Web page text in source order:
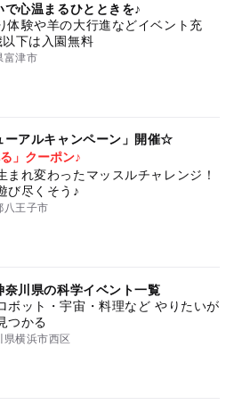
心温まるひとときを♪
体験や羊の大行進などイベント充
下は入園無料
富津市
ーアルキャンペーン」開催☆
」クーポン♪
まれ変わったマッスルチャレンジ！
び尽くそう♪
八王子市
川県の科学イベント一覧
ボット・宇宙・料理など やりたいが
つかる
県横浜市西区